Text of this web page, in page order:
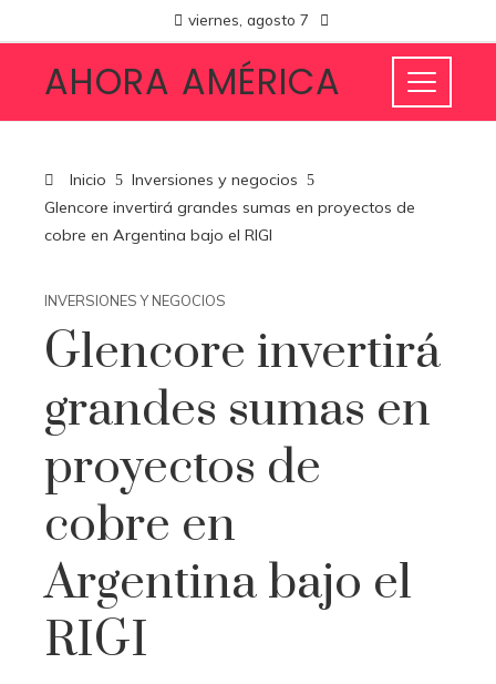
viernes, agosto 7
AHORA AMÉRICA
Inicio
Inversiones y negocios
Glencore invertirá grandes sumas en proyectos de
cobre en Argentina bajo el RIGI
INVERSIONES Y NEGOCIOS
Glencore invertirá
grandes sumas en
proyectos de
cobre en
Argentina bajo el
RIGI